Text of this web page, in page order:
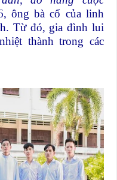
ông bà cố của linh
Từ đó, gia đình lui
thành trong các